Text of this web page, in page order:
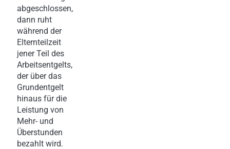
abgeschlossen,
dann ruht
während der
Elternteilzeit
jener Teil des
Arbeitsentgelts,
der über das
Grundentgelt
hinaus für die
Leistung von
Mehr- und
Überstunden
bezahlt wird.